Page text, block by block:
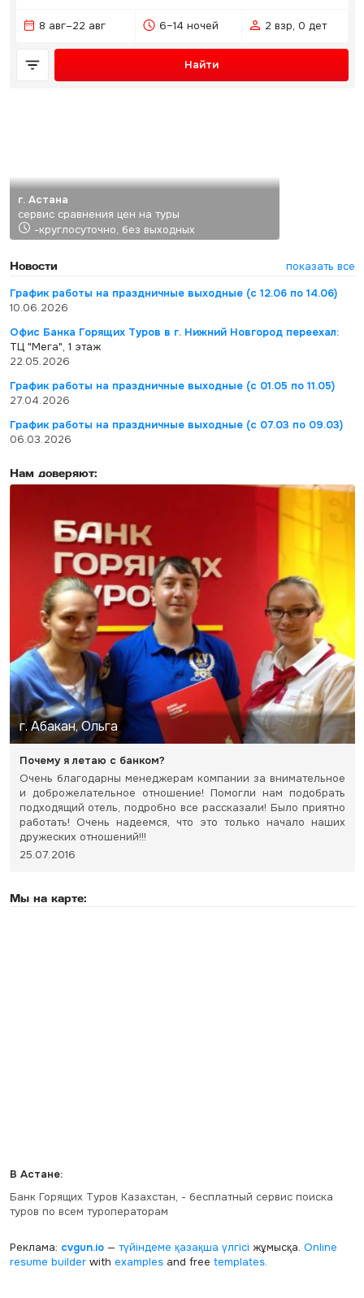
8 авг–22 авг 6–14 ночей 2 взр, 0 дет
Найти
г. Астана
сервис сравнения цен на туры
-круглосуточно, без выходных
Новости
показать все
График работы на праздничные выходные (с 12.06 по 14.06)
10.06.2026
Офис Банка Горящих Туров в г. Нижний Новгород переехал:
ТЦ "Мега", 1 этаж
22.05.2026
График работы на праздничные выходные (с 01.05 по 11.05)
27.04.2026
График работы на праздничные выходные (с 07.03 по 09.03)
06.03.2026
Нам доверяют:
г. Абакан, Ольга
Почему я летаю с банком?
Очень благодарны менеджерам компании за внимательное
и доброжелательное отношение! Помогли нам подобрать
подходящий отель, подробно все рассказали! Было приятно
работать! Очень надеемся, что это только начало наших
дружеских отношений!!!
25.07.2016
Мы на карте:
В Астане:
Банк Горящих Туров Казахстан, - бесплатный сервис поиска
туров по всем туроператорам
Реклама: cvgun.io— түйіндеме қазақша үлгісі жұмысқа. Online
resume builderwith examplesand free templates.